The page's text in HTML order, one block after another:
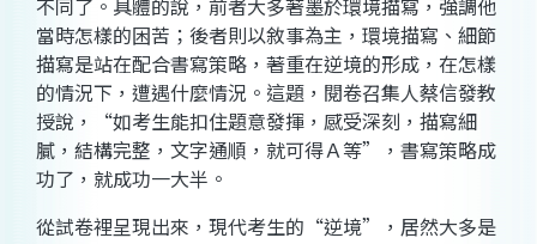
不同了。具體的說，前者大多著墨於環境描寫，強調他
當時怎樣的困苦；後者則以敘事為主，環境描寫、細節
描寫是站在配合書寫策略，著重在逆境的形成，在怎樣
的情況下，遭遇什麼情況。這題，閱卷召集人蔡信發教
授說，“如考生能扣住題意發揮，感受深刻，描寫細
膩，結構完整，文字通順，就可得Ａ等”，書寫策略成
功了，就成功一大半。
從試卷裡呈現出來，現代考生的“逆境”，居然大多是